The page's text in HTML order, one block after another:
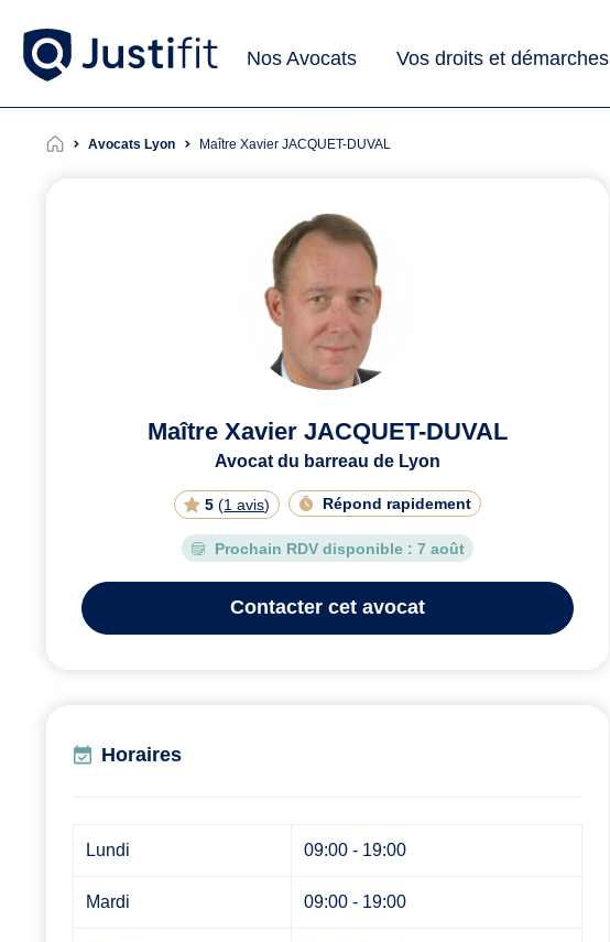
Nos Avocats Vos droits et démarches
Avocats Lyon Maître Xavier JACQUET-DUVAL
Maître Xavier JACQUET-DUVAL
Avocat du barreau de Lyon
5(1 avis) Répond rapidement
Prochain RDV disponible : 7 août
Contacter cet avocat
Horaires
Lundi 09:00 - 19:00
Mardi 09:00 - 19:00